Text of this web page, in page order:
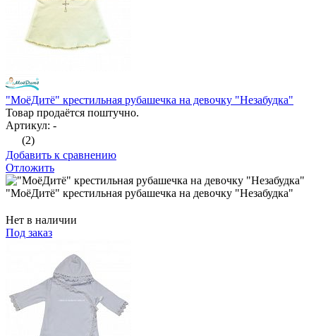
"МоёДитё" крестильная рубашечка на девочку "Незабудка"
Товар продаётся поштучно.
Артикул: -
(2)
Добавить к сравнению
Отложить
"МоёДитё" крестильная рубашечка на девочку "Незабудка"
Нет в наличии
Под заказ